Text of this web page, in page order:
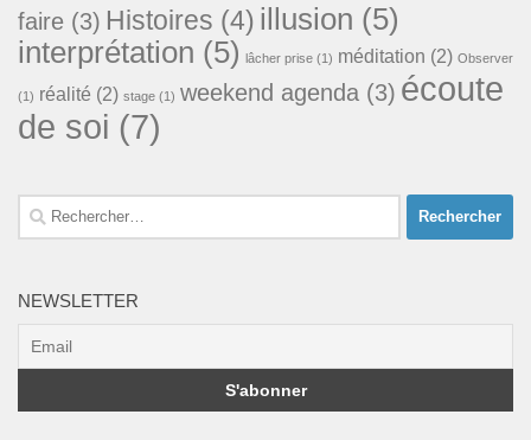
faire (3) Histoires (4) illusion (5)
interprétation (5) lâcher prise (1) méditation (2) Observer
(1) réalité (2) stage (1) weekend agenda (3) écoute
de soi (7)
Rechercher :
NEWSLETTER